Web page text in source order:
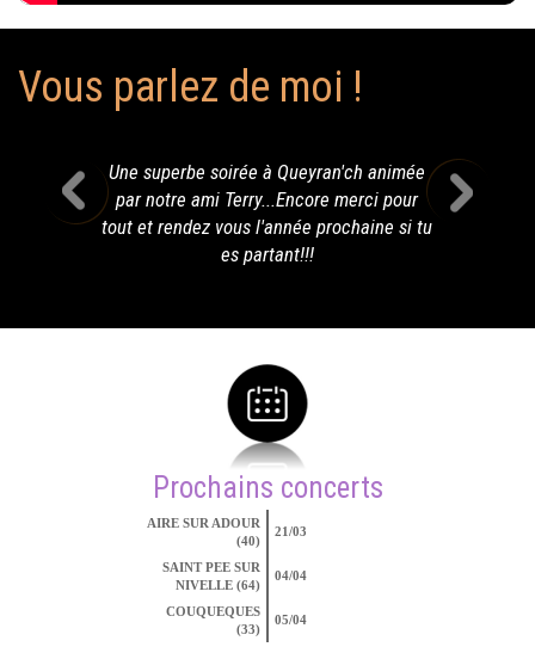
Vous parlez de moi !
Une superbe soirée à Queyran'ch animée
par notre ami Terry...Encore merci pour
tout et rendez vous l'année prochaine si tu
es partant!!!
Prochains concerts
AIRE SUR ADOUR
(40)
21/03
SAINT PEE SUR
NIVELLE (64)
04/04
COUQUEQUES
(33)
05/04